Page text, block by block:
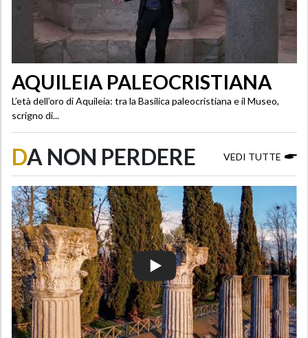
AQUILEIA PALEOCRISTIANA
L’età dell’oro di Aquileia: tra la Basilica paleocristiana e il Museo,
scrigno di...
DA NON PERDERE VEDI TUTTE